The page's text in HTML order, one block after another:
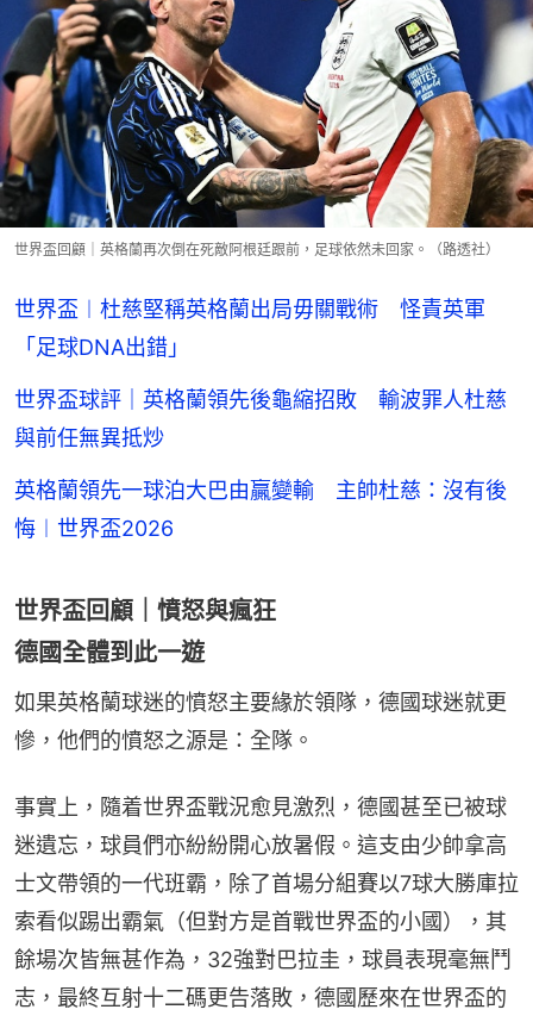
世界盃回顧｜英格蘭再次倒在死敵阿根廷跟前，足球依然未回家。（路透社）
世界盃︱杜慈堅稱英格蘭出局毋關戰術 怪責英軍
「足球DNA出錯」
世界盃球評｜英格蘭領先後龜縮招敗 輸波罪人杜慈
與前任無異抵炒
英格蘭領先一球泊大巴由贏變輸 主帥杜慈：沒有後
悔︱世界盃2026
世界盃回顧｜憤怒與瘋狂
德國全體到此一遊
如果英格蘭球迷的憤怒主要緣於領隊，德國球迷就更
慘，他們的憤怒之源是：全隊。
事實上，隨着世界盃戰況愈見激烈，德國甚至已被球
迷遺忘，球員們亦紛紛開心放暑假。這支由少帥拿高
士文帶領的一代班霸，除了首場分組賽以7球大勝庫拉
索看似踢出霸氣（但對方是首戰世界盃的小國），其
餘場次皆無甚作為，32強對巴拉圭，球員表現毫無鬥
志，最終互射十二碼更告落敗，德國歷來在世界盃的